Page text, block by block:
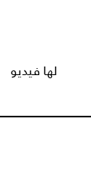
لها فيديو